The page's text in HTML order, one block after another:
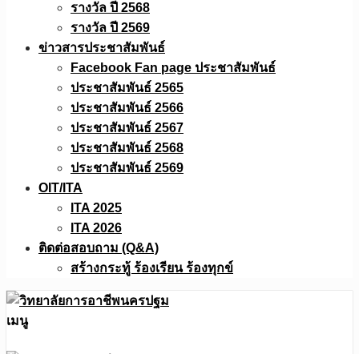
รางวัล ปี 2568
รางวัล ปี 2569
ข่าวสารประชาสัมพันธ์
Facebook Fan page ประชาสัมพันธ์
ประชาสัมพันธ์ 2565
ประชาสัมพันธ์ 2566
ประชาสัมพันธ์ 2567
ประชาสัมพันธ์ 2568
ประชาสัมพันธ์ 2569
OIT/ITA
ITA 2025
ITA 2026
ติดต่อสอบถาม (Q&A)
สร้างกระทู้ ร้องเรียน ร้องทุกข์
เมนู